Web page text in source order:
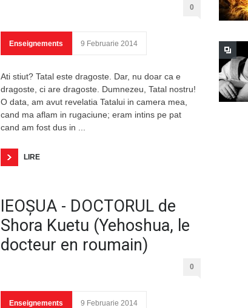
0
Enseignements 9 Februarie 2014
Ati stiut? Tatal este dragoste. Dar, nu doar ca e
dragoste, ci are dragoste. Dumnezeu, Tatal nostru!
O data, am avut revelatia Tatalui in camera mea,
cand ma aflam in rugaciune; eram intins pe pat
cand am fost dus in ...
LIRE
IEOŞUA - DOCTORUL de
Shora Kuetu (Yehoshua, le
docteur en roumain)
0
Enseignements 9 Februarie 2014